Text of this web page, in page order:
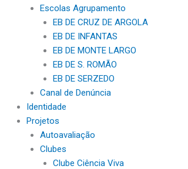
Escolas Agrupamento
EB DE CRUZ DE ARGOLA
EB DE INFANTAS
EB DE MONTE LARGO
EB DE S. ROMÃO
EB DE SERZEDO
Canal de Denúncia
Identidade
Projetos
Autoavaliação
Clubes
Clube Ciência Viva